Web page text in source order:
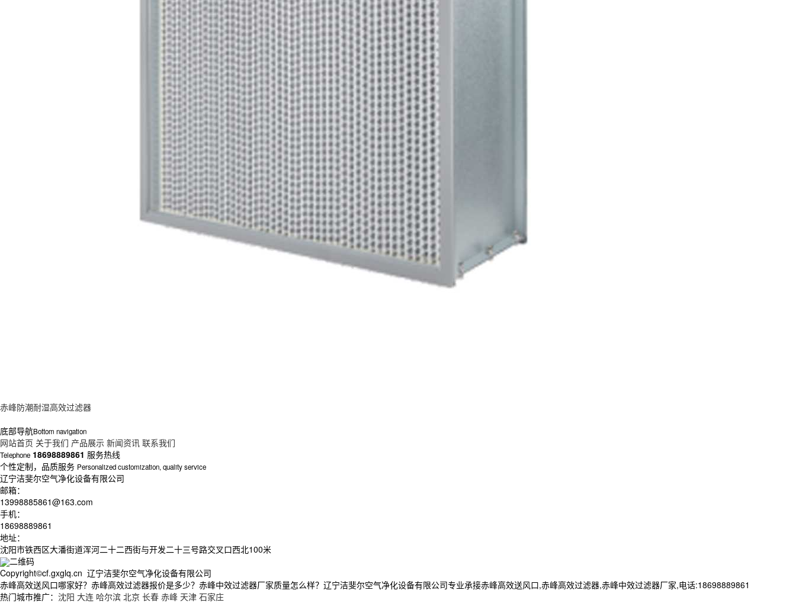
赤峰防潮耐湿高效过滤器
底部导航Bottom navigation
网站首页 关于我们 产品展示 新闻资讯 联系我们
Telephone 18698889861 服务热线
个性定制，品质服务 Personalized customization, quality service
辽宁洁斐尔空气净化设备有限公司
邮箱：
13998885861@163.com
手机：
18698889861
地址：
沈阳市铁西区大潘街道浑河二十二西街与开发二十三号路交叉口西北100米
二维码
Copyright©cf.gxglq.cn 辽宁洁斐尔空气净化设备有限公司
赤峰高效送风口哪家好？赤峰高效过滤器报价是多少？赤峰中效过滤器厂家质量怎么样？辽宁洁斐尔空气净化设备有限公司专业承接赤峰高效送风口,赤峰高效过滤器,赤峰中效过滤器厂家,电话:18698889861
热门城市推广： 沈阳 大连 哈尔滨 北京 长春 赤峰 天津 石家庄